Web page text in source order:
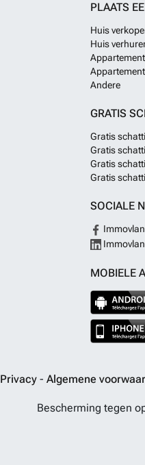
PLAATS
Huis
Huis
Andere
GRATIS
Gratis
Gratis
Gratis
Gratis
SOCIALE
MOBIELE
Privacy - Algemene
Bescherming tegen